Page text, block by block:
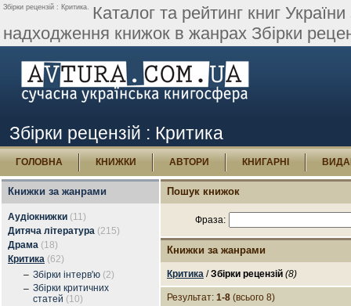
Збірки рецензій : Критика. Каталог та рейтинг книг
надходження книжок в жанрах Збірки
Збірки рецензій : Критика
ГОЛОВНА КНИЖКИ АВТОРИ КНИГАРНІ
Книжки за жанрами
Аудіокнижки (11)
Дитяча література (215)
Драма (18)
Критика (62)
– Збірки інтерв'ю (2)
– Збірки критичних
статей (10)
Пошук книжок
Фраза:
Книжки за жанрами
Критика /Збірки рецензій (8)
Результат: 1-8 (всього 8)